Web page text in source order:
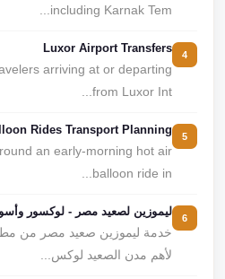
including Karnak Tem...
Luxor Airport Transfers
arriving at or departing
from Luxor Int...
Rides Transport Planning
an early-morning hot air
balloon ride in...
ليموزين لصعيد مصر - لوكسور وأسوان
خدمة ليموزين صعيد مصر من مطار
لأهم مدن الصعيد لوكس...